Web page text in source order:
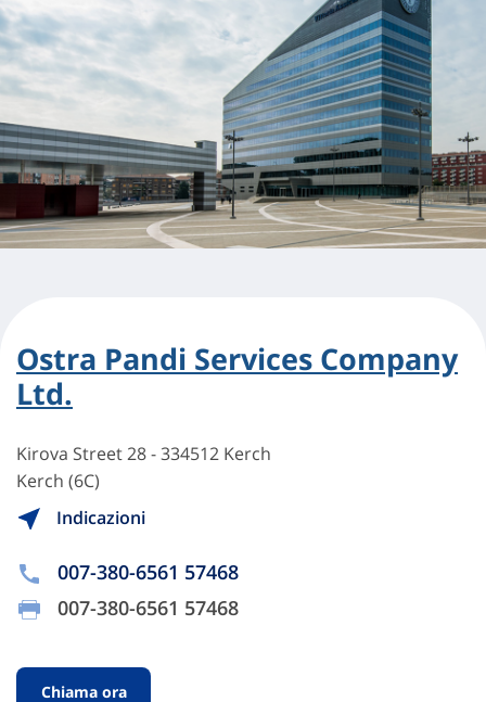
Ostra Pandi Services Company
Ltd.
Kirova Street 28 - 334512 Kerch
Kerch (6C)
Indicazioni
007-380-6561 57468
007-380-6561 57468
Chiama ora